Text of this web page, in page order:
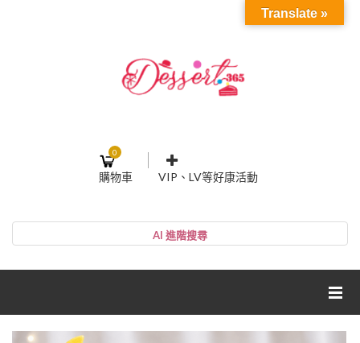
0
購物車 VIP、LV等好康活動
帳號
網紅媽咪蛋糕心得分享
Translate »